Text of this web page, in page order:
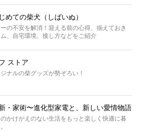
めての柴犬（しばいぬ）
の不安を解消！迎える前の心得、揃えておき
、自宅環境、接し方などをご紹介
ストア
ナルの柴グッズが勢ぞろい！
新・家術〜進化型家電と、新しい愛情物語
かけがえのない生活をもっと楽しく快適に暮